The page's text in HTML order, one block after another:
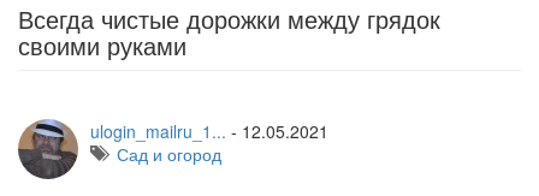
Всегда чистые дорожки между грядок
своими руками
ulogin_mailru_1... - 12.05.2021
Сад и огород